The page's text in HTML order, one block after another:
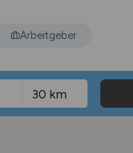
Arbeitgeber